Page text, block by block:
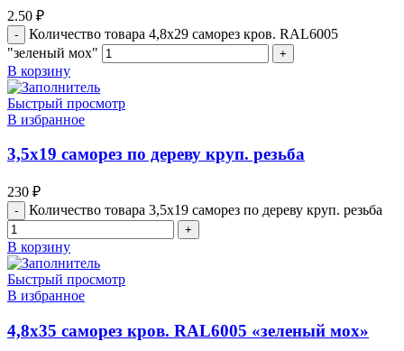
2.50 ₽
Количество товара 4,8х29 саморез кров. RAL6005
"зеленый мох"
В корзину
Быстрый просмотр
В избранное
3,5х19 саморез по дереву круп. резьба
230 ₽
Количество товара 3,5х19 саморез по дереву круп. резьба
В корзину
Быстрый просмотр
В избранное
4,8х35 саморез кров. RAL6005 «зеленый мох»